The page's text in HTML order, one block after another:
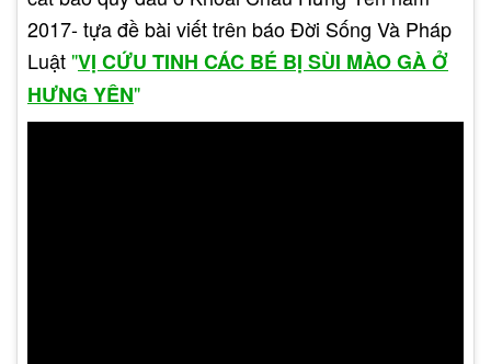
2017- tựa đề bài viết trên báo Đời Sống Và Pháp
Luật "VỊ CỨU TINH CÁC BÉ BỊ SÙI MÀO GÀ Ở
HƯNG YÊN"